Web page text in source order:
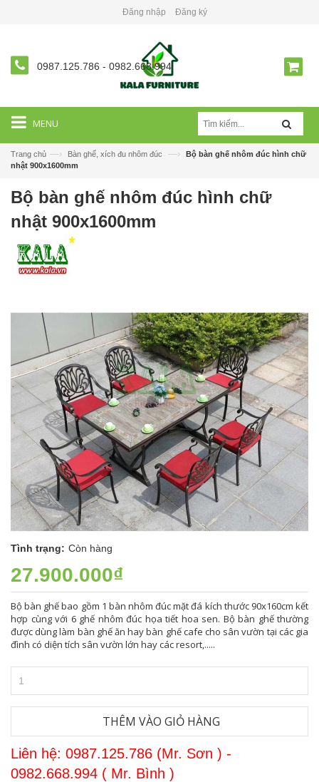
Đăng nhập Đăng ký
0987.125.786 - 0982.668.994
MENU
Trang chủ —› Bàn ghế, xích đu nhôm đúc —›
Bộ bàn ghế nhôm đúc hình chữ
nhật 900x1600mm
Bộ bàn ghế nhôm đúc hình chữ
nhật 900x1600mm
Tình trạng: Còn hàng
27.900.000₫
Bộ bàn ghế bao gồm 1 bàn nhôm đúc mặt đá kích thước 90x160cm kết
hợp cùng với 6 ghế nhôm đúc họa tiết hoa sen. Bộ bàn ghế thường
được dùng làm bàn ghế ăn hay bàn ghế cafe cho sân vườn tại các gia
đình có diện tích sân vườn lớn hay các resort,.....
THÊM VÀO GIỎ HÀNG
Liên hệ: 0987.125.786 (Mr. Sơn ) -
0982.668.994 ( Mr. Bình )